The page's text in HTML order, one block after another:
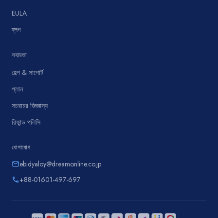
EULA
ব্লগ
সহায়তা
হেল্প & সাপোর্ট
প্লান
সচরাচর জিজ্ঞাস্য
রিফান্ড পলিসি
যোগাযোগ
emailebidyaloy@dreamonline.co.jp
phone+88-01601-497-697